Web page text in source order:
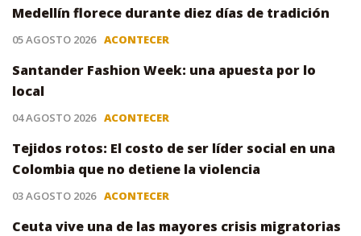
Medellín florece durante diez días de tradición
05 AGOSTO 2026 ACONTECER
Santander Fashion Week: una apuesta por lo
local
04 AGOSTO 2026 ACONTECER
Tejidos rotos: El costo de ser líder social en una
Colombia que no detiene la violencia
03 AGOSTO 2026 ACONTECER
Ceuta vive una de las mayores crisis migratorias